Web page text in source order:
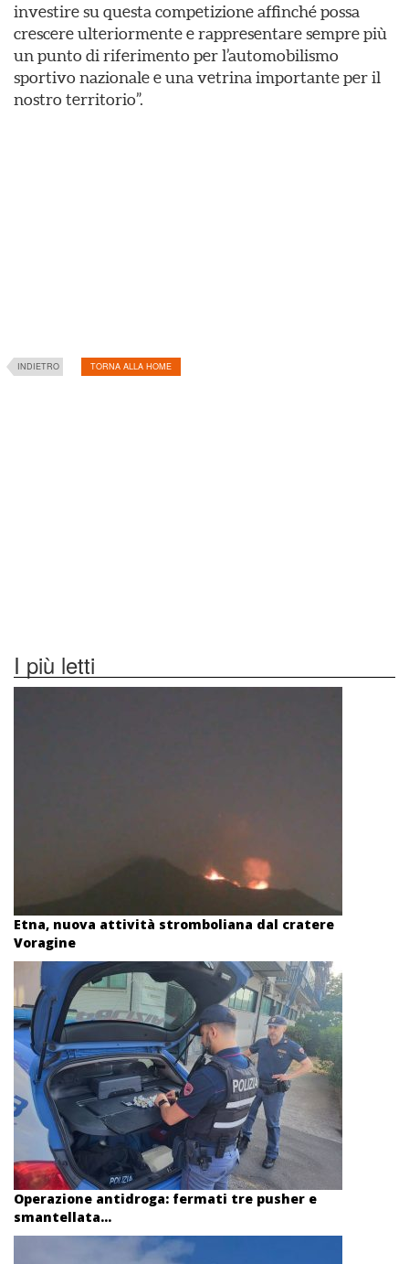
investire su questa competizione affinché possa
crescere ulteriormente e rappresentare sempre più
un punto di riferimento per l’automobilismo
sportivo nazionale e una vetrina importante per il
nostro territorio”.
INDIETRO TORNA ALLA HOME
I più letti
Etna, nuova attività stromboliana dal cratere
Voragine
Operazione antidroga: fermati tre pusher e
smantellata...